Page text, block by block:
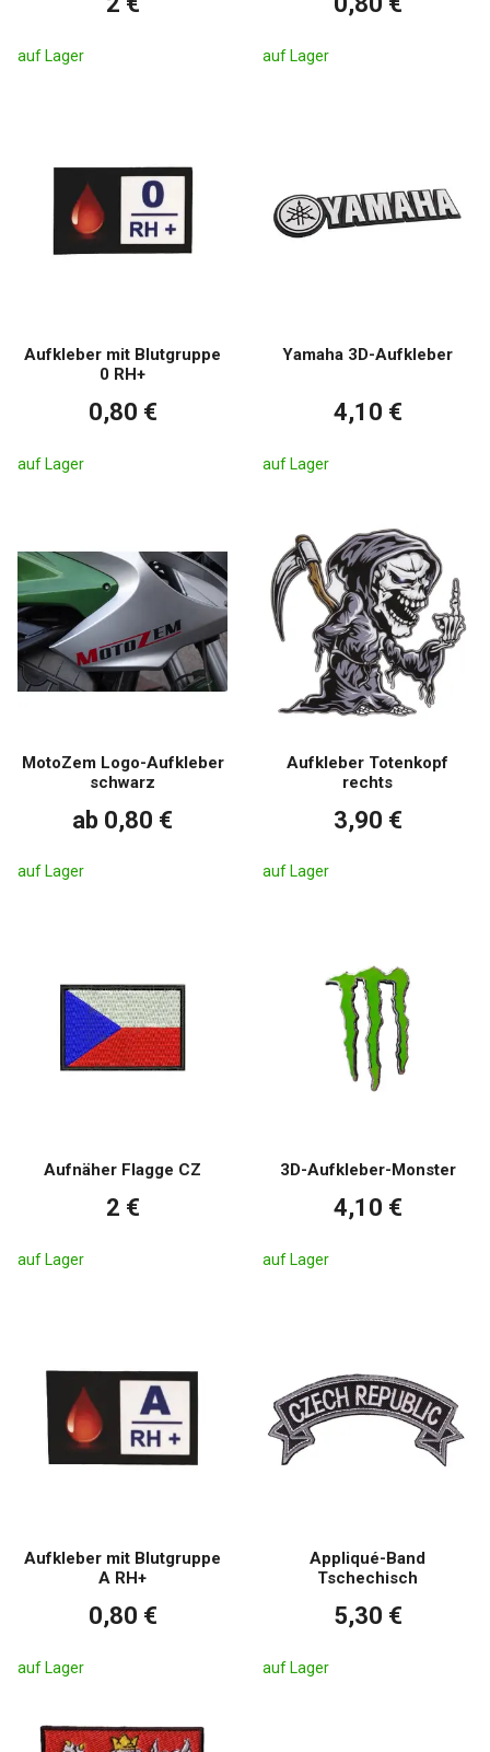
auf Lager auf Lager
Aufkleber mit Blutgruppe
0 RH+
0,80 €
auf Lager
Yamaha 3D-Aufkleber
4,10 €
auf Lager
MotoZem Logo-Aufkleber
schwarz
ab 0,80 €
auf Lager
Aufkleber Totenkopf
rechts
3,90 €
auf Lager
Aufnäher Flagge CZ
2 €
auf Lager
3D-Aufkleber-Monster
4,10 €
auf Lager
Aufkleber mit Blutgruppe
A RH+
0,80 €
auf Lager
Appliqué-Band
Tschechisch
5,30 €
auf Lager